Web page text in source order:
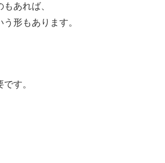
あれば、
形もあります。
す。